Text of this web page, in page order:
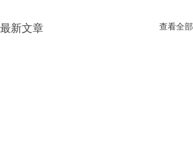
最新文章 查看全部